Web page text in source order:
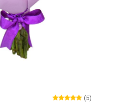
(5)